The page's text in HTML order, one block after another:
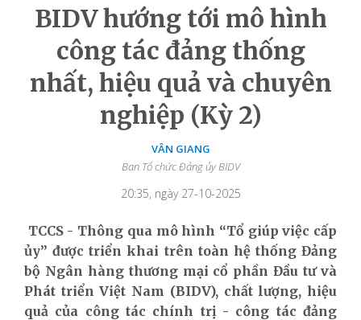
BIDV hướng tới mô hình
công tác đảng thống
nhất, hiệu quả và chuyên
nghiệp (Kỳ 2)
VÂN GIANG
Ban Tổ chức Đảng ủy BIDV
20:35, ngày 27-10-2025
TCCS - Thông qua mô hình “Tổ giúp việc cấp
ủy” được triển khai trên toàn hệ thống Đảng
bộ Ngân hàng thương mại cổ phầnĐầu tư và
Phát triển Việt Nam (BIDV), chất lượng, hiệu
quả của công tác chính trị - công tác đảng